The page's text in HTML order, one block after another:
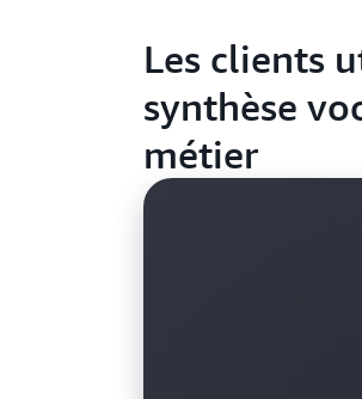
Les clients
synthèse
métier